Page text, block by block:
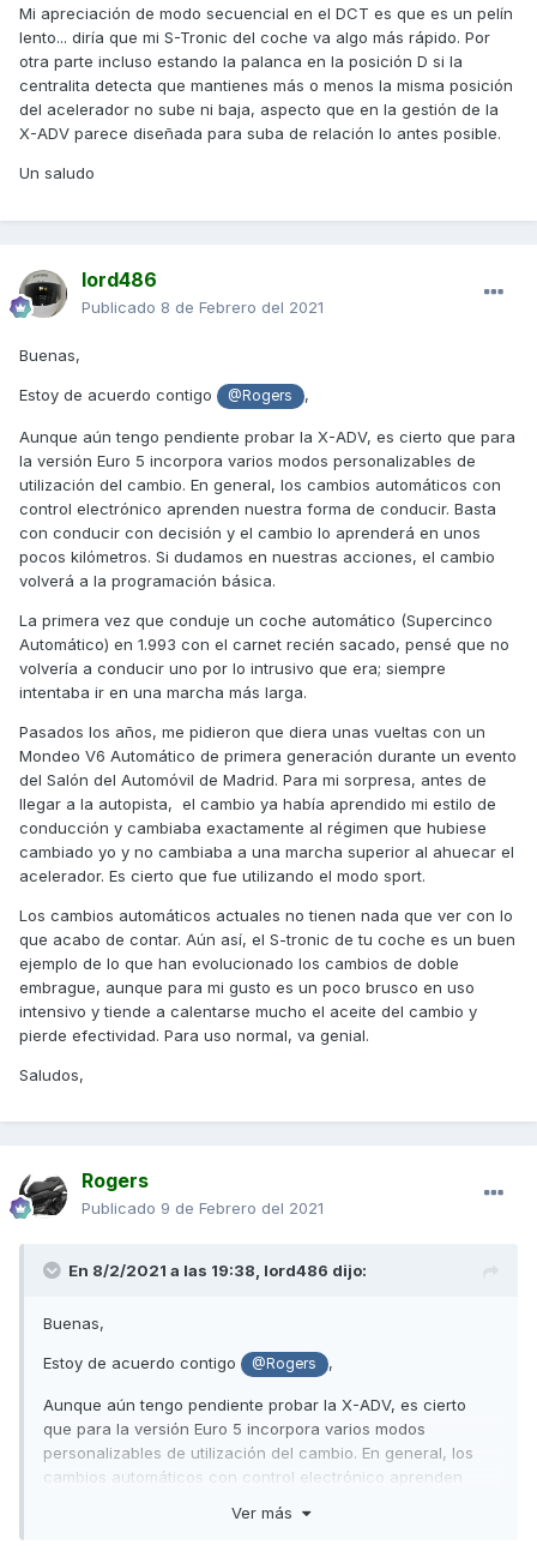
es el que decide si la marcha que debe estar engranada (a
parte de la que está en uso) debe ser la superior o la
inferior.
Volviendo a los cambios manuales actuales, el hecho de
suprimir el pedal del cambio y poner dos levas en el
funcionamiento ya es secuencial y aunque nadie lo dice,
reducciones), se pueden utilizar sin utilizar la maneta de
embrague.
porque me recalcaron lo seguros y eficientes que eran los
cambios actuales... Esto viene al accidente que tuve hace
22 años al probar una GPZ400.
Saludos,
Mi apreciación de modo secuencial en el DCT es que es un pelín
lento... diría que mi S-Tronic del coche va algo más rápido. Por
otra parte incluso estando la palanca en la posición D si la
centralita detecta que mantienes más o menos la misma posición
del acelerador no sube ni baja, aspecto que en la gestión de la
X-ADV parece diseñada para suba de relación lo antes posible.
Un saludo
lord486
Publicado 8 de Febrero del 2021
Buenas,
Estoy de acuerdo contigo @Rogers ,
Aunque aún tengo pendiente probar la X-ADV, es cierto que para
la versión Euro 5 incorpora varios modos personalizables de
utilización del cambio. En general, los cambios automáticos con
control electrónico aprenden nuestra forma de conducir. Basta
con conducir con decisión y el cambio lo aprenderá en unos
pocos kilómetros. Si dudamos en nuestras acciones, el cambio
volverá a la programación básica.
La primera vez que conduje un coche automático (Supercinco
Automático) en 1.993 con el carnet recién sacado, pensé que no
volvería a conducir uno por lo intrusivo que era; siempre
intentaba ir en una marcha más larga.
Pasados los años, me pidieron que diera unas vueltas con un
Mondeo V6 Automático de primera generación durante un evento
del Salón del Automóvil de Madrid. Para mi sorpresa, antes de
llegar a la autopista, el cambio ya había aprendido mi estilo de
conducción y cambiaba exactamente al régimen que hubiese
cambiado yo y no cambiaba a una marcha superior al ahuecar el
acelerador. Es cierto que fue utilizando el modo sport.
Los cambios automáticos actuales no tienen nada que ver con lo
que acabo de contar. Aún así, el S-tronic de tu coche es un buen
ejemplo de lo que han evolucionado los cambios de doble
embrague, aunque para mi gusto es un poco brusco en uso
intensivo y tiende a calentarse mucho el aceite del cambio y
pierde efectividad. Para uso normal, va genial.
Saludos,
Rogers
Publicado 9 de Febrero del 2021
En 8/2/2021 a las 19:38, lord486 dijo:
Buenas,
Estoy de acuerdo contigo @Rogers ,
Aunque aún tengo pendiente probar la X-ADV, es cierto
que para la versión Euro 5 incorpora varios modos
personalizables de utilización del cambio. En general, los
cambios automáticos con control electrónico aprenden
decisión y el cambio lo aprenderá en unos pocos
Ver más